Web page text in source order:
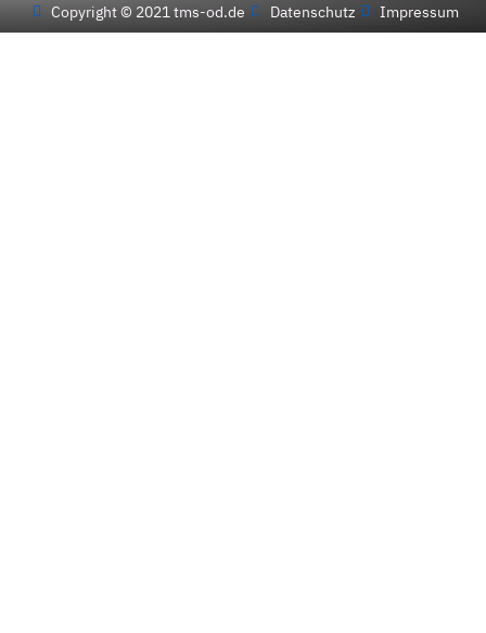
Copyright © 2021 tms-od.de Datenschutz Impressum